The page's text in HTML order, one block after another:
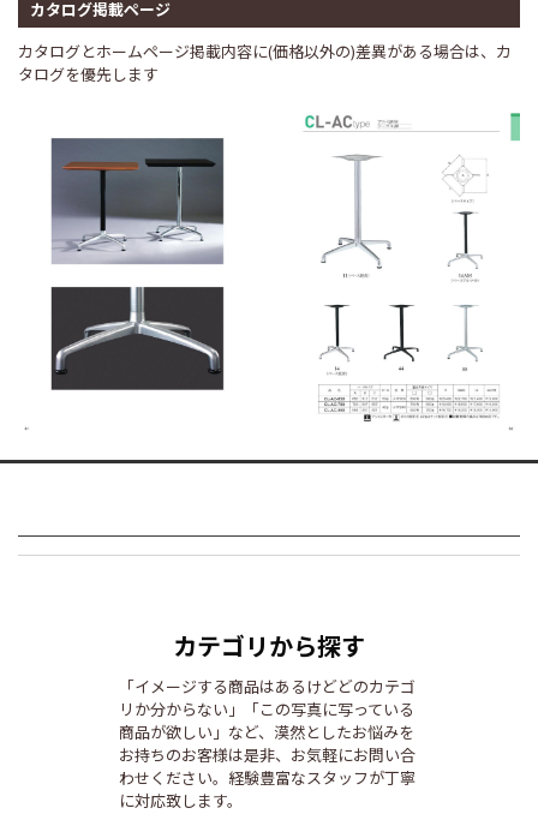
カタログ掲載ページ
カタログとホームページ掲載内容に(価格以外の)差異がある場合は、カ
タログを優先します
カテゴリから探す
「イメージする商品はあるけどどのカテゴ
リか分からない」「この写真に写っている
商品が欲しい」など、漠然としたお悩みを
お持ちのお客様は是非、お気軽にお問い合
わせください。経験豊富なスタッフが丁寧
に対応致します。